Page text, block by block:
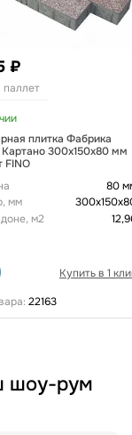
₽
паллет
плитка Фабрика
Картано 300х150х80 мм
FINO
80
мм
м2
Купить в 1
22163
шоу-рум